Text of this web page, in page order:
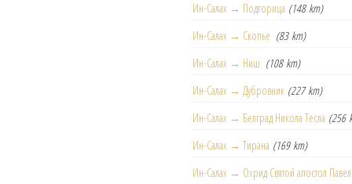
Ин-Салах → Подгорица (148 km)
Ин-Салах → Скопье (83 km)
Ин-Салах → Ниш (108 km)
Ин-Салах → Дубровник (227 km)
Ин-Салах → Белград Никола Тесла (256
Ин-Салах → Тирана (169 km)
Ин-Салах → Охрид Святой апостол Павел